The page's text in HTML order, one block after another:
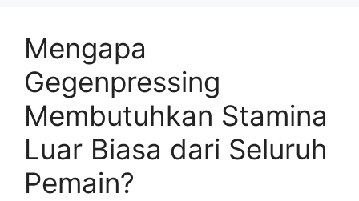
Mengapa
Gegenpressing
Membutuhkan Stamina
Luar Biasa dari Seluruh
Pemain?